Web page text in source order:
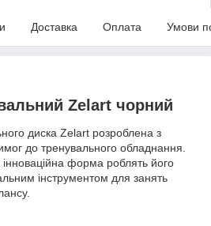
Доставка Оплата Умови
Zelart чорний
диска Zelart розроблена з
до тренувального обладнання.
форма роблять його
інструментом для занять